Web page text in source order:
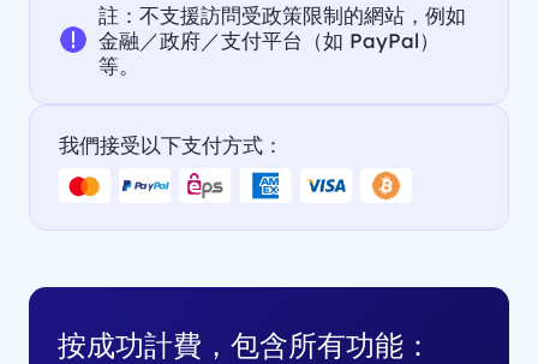
註：不支援訪問受政策限制的網站，例如
金融／政府／支付平台（如 PayPal）
等。
我們接受以下支付方式：
按成功計費，包含所有功能：